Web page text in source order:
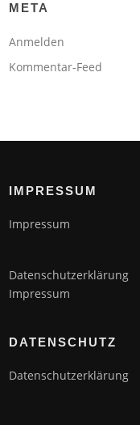
META
Anmelden
Kommentar-Feed
IMPRESSUM
Impressum
Datenschutzerklärung
Impressum
DATENSCHUTZ
Datenschutzerklärung